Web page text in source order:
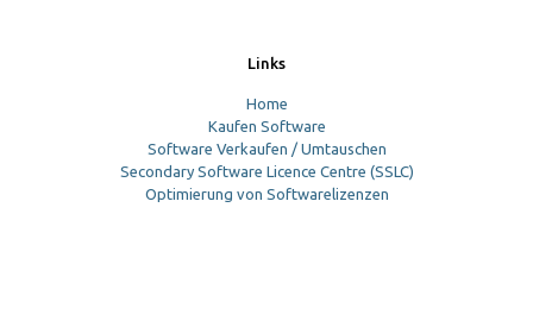
Links
Home
Kaufen Software
Software Verkaufen / Umtauschen
Secondary Software Licence Centre (SSLC)
Optimierung von Softwarelizenzen